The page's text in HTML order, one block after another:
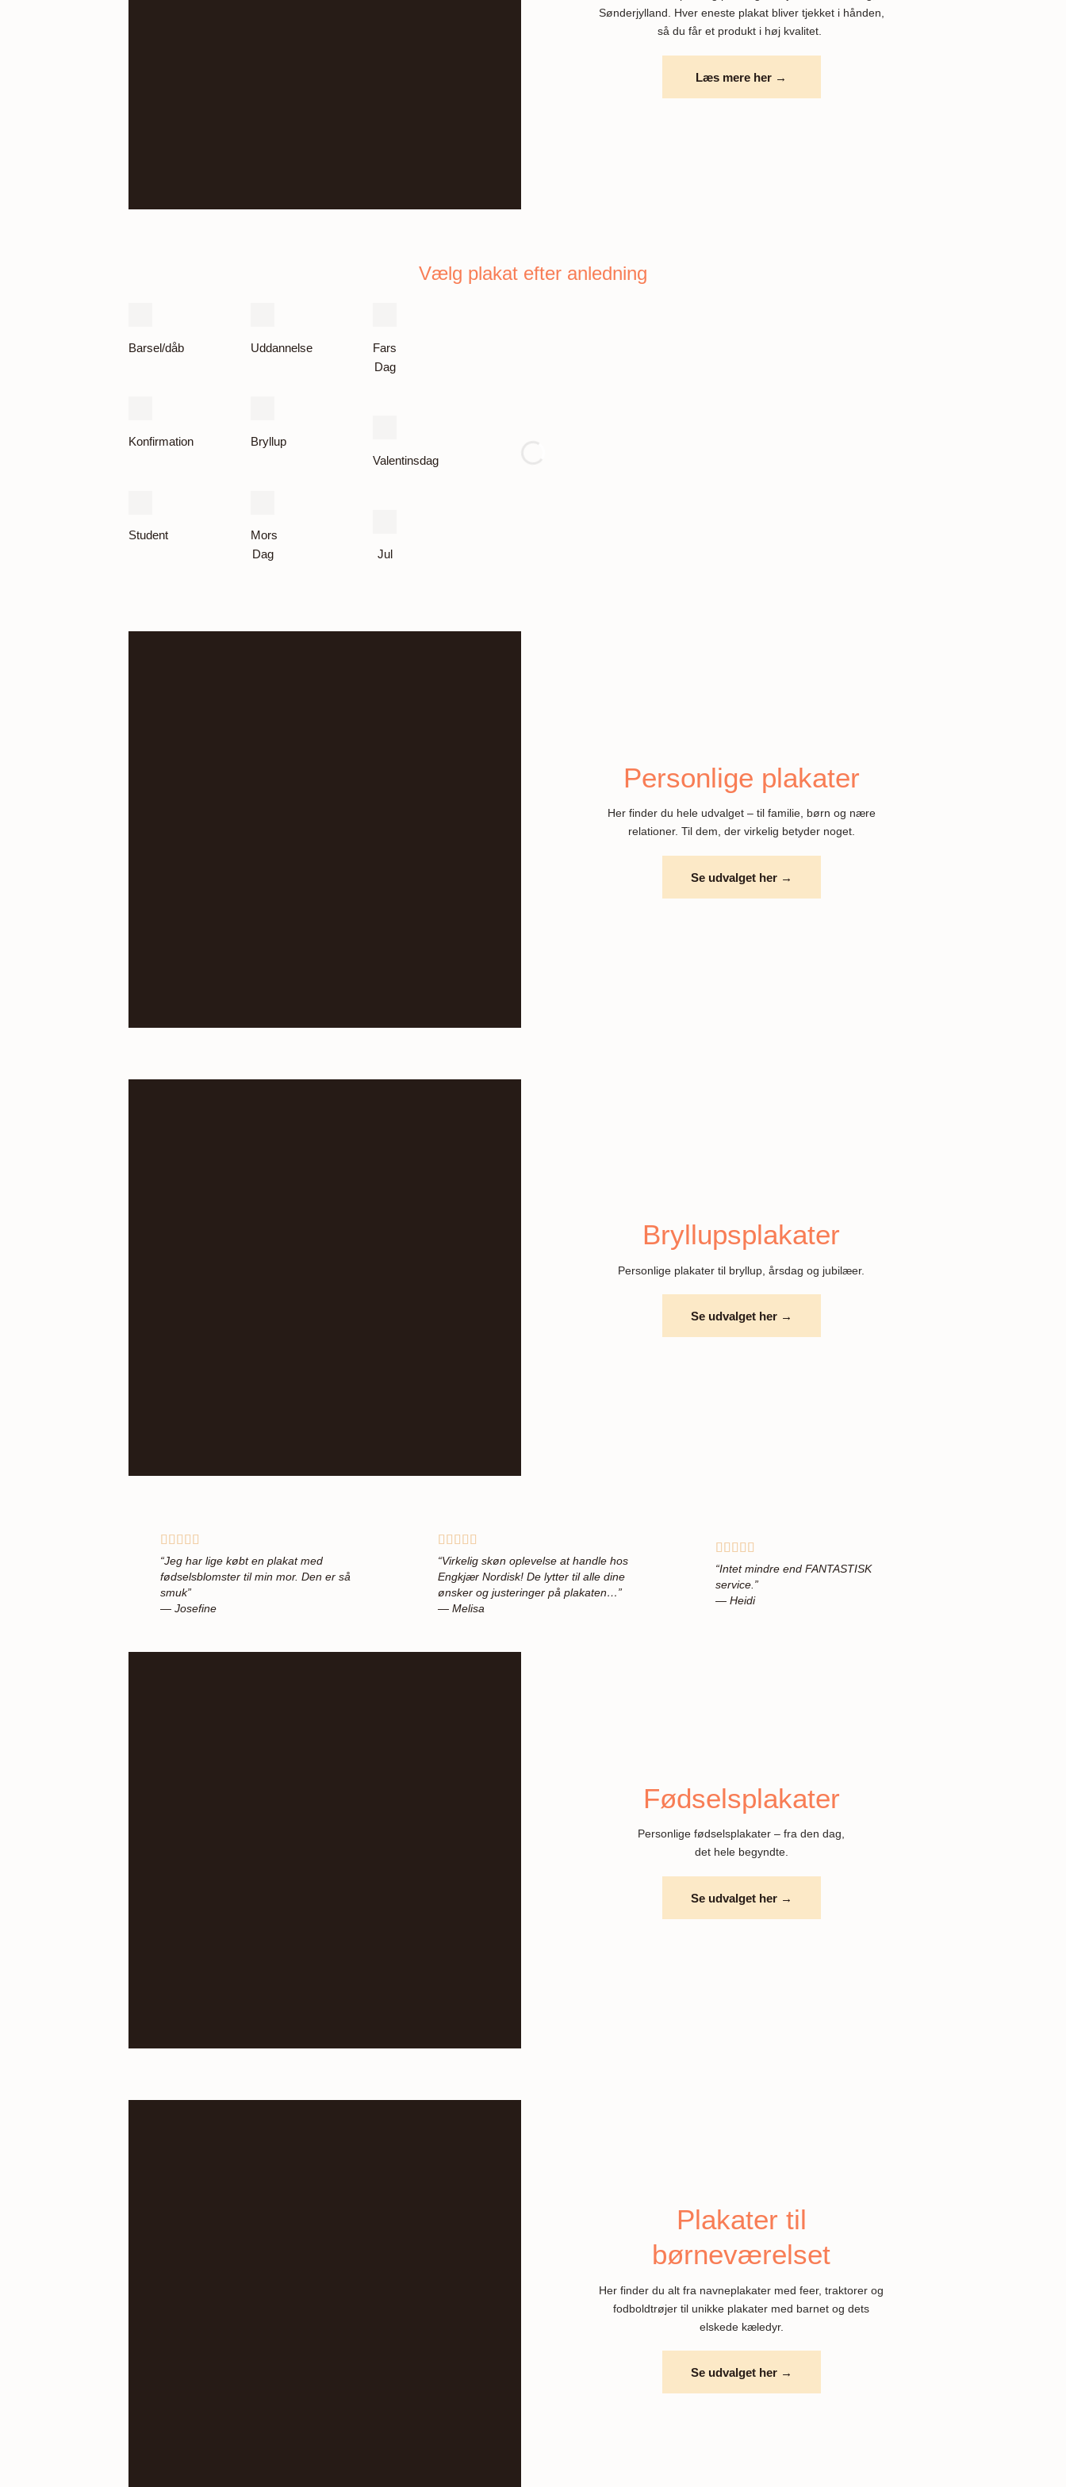
Sønderjylland. Hver eneste plakat bliver tjekket i hånden,
så du får et produkt i høj kvalitet.
Læs mere her →
Vælg plakat efter anledning
Barsel/dåb
Konfirmation
Student
Uddannelse
Bryllup
Mors
Dag
Fars
Dag
Valentinsdag
Jul
Personlige plakater
Her finder du hele udvalget – til familie, børn og nære
relationer. Til dem, der virkelig betyder noget.
Se udvalget her →
Bryllupsplakater
Personlige plakater til bryllup, årsdag og jubilæer.
Se udvalget her →
“Jeg har lige købt en plakat med
fødselsblomster til min mor. Den er så
smuk”
— Josefine
“Virkelig skøn oplevelse at handle hos
Engkjær Nordisk! De lytter til alle dine
ønsker og justeringer på plakaten…”
— Melisa
“Intet mindre end FANTASTISK
service.”
— Heidi
Fødselsplakater
Personlige fødselsplakater – fra den dag,
det hele begyndte.
Se udvalget her →
Plakater til
børneværelset
Her finder du alt fra navneplakater med feer, traktorer og
fodboldtrøjer til unikke plakater med barnet og dets
elskede kæledyr.
Se udvalget her →